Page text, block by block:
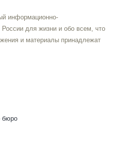
информационно-
для жизни и обо всем, что
и материалы принадлежат
бюро